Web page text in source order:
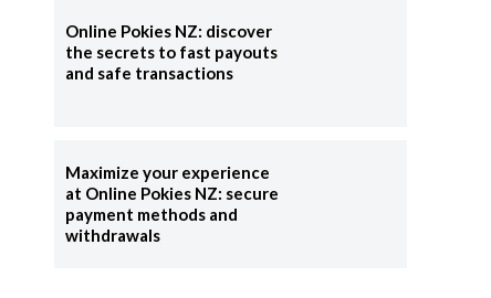
Online Pokies NZ: discover
the secrets to fast payouts
and safe transactions
Maximize your experience
at Online Pokies NZ: secure
payment methods and
withdrawals